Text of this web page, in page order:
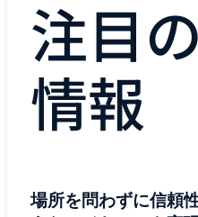
注目
情報
場所を問わずに信頼